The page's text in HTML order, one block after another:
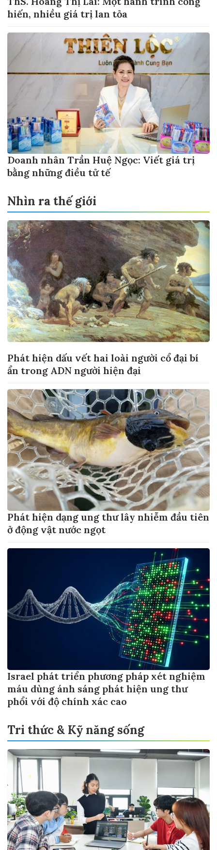
hiến, nhiều giá trị lan tỏa
Doanh nhân Trần Huệ Ngọc: Viết giá trị
bằng những điều tử tế
Nhìn ra thế giới
Phát hiện dấu vết hai loài người cổ đại bí
ẩn trong ADN người hiện đại
Phát hiện dạng ung thư lây nhiễm đầu tiên
ở động vật nước ngọt
Israel phát triển phương pháp xét nghiệm
máu dùng ánh sáng phát hiện ung thư
phổi với độ chính xác cao
Tri thức & Kỹ năng sống